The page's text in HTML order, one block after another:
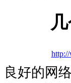
良好的网